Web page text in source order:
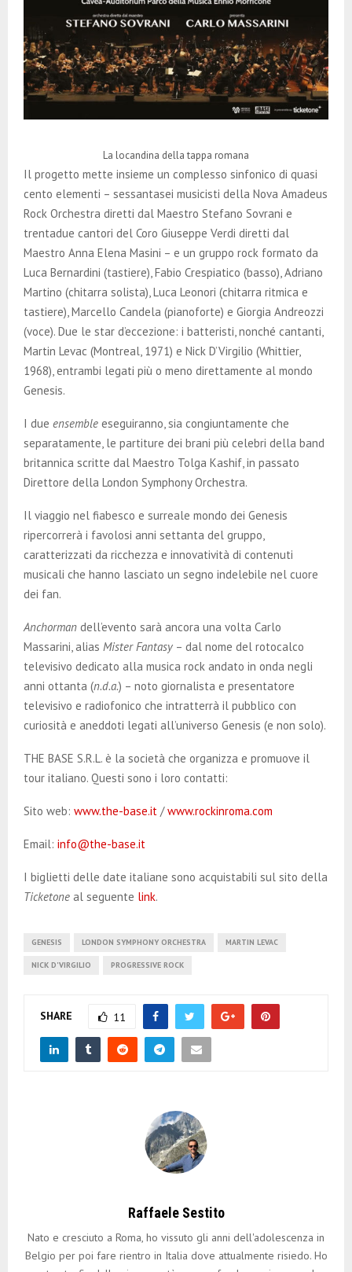
La locandina della tappa romana
Il progetto mette insieme un complesso sinfonico di quasi
cento elementi – sessantasei musicisti della Nova Amadeus
Rock Orchestra diretti dal Maestro Stefano Sovrani e
trentadue cantori del Coro Giuseppe Verdi diretti dal
Maestro Anna Elena Masini – e un gruppo rock formato da
Luca Bernardini (tastiere), Fabio Crespiatico (basso), Adriano
Martino (chitarra solista), Luca Leonori (chitarra ritmica e
tastiere), Marcello Candela (pianoforte) e Giorgia Andreozzi
(voce). Due le star d’eccezione: i batteristi, nonché cantanti,
Martin Levac (Montreal, 1971) e Nick D’Virgilio (Whittier,
1968), entrambi legati più o meno direttamente al mondo
Genesis.
I due ensemble eseguiranno, sia congiuntamente che
separatamente, le partiture dei brani più celebri della band
britannica scritte dal Maestro Tolga Kashif, in passato
Direttore della London Symphony Orchestra.
Il viaggio nel fiabesco e surreale mondo dei Genesis
ripercorrerà i favolosi anni settanta del gruppo,
caratterizzati da ricchezza e innovatività di contenuti
musicali che hanno lasciato un segno indelebile nel cuore
dei fan.
Anchorman dell’evento sarà ancora una volta Carlo
Massarini, alias Mister Fantasy – dal nome del rotocalco
televisivo dedicato alla musica rock andato in onda negli
anni ottanta (n.d.a.) – noto giornalista e presentatore
televisivo e radiofonico che intratterrà il pubblico con
curiosità e aneddoti legati all’universo Genesis (e non solo).
THE BASE S.R.L. è la società che organizza e promuove il
tour italiano. Questi sono i loro contatti:
Sito web: www.the-base.it /www.rockinroma.com
Email: info@the-base.it
I biglietti delle date italiane sono acquistabili sul sito della
Ticketone al seguente link.
GENESIS LONDON SYMPHONY ORCHESTRA MARTIN LEVAC
NICK D'VIRGILIO PROGRESSIVE ROCK
SHARE 11
Raffaele Sestito
Nato e cresciuto a Roma, ho vissuto gli anni dell'adolescenza in
Belgio per poi fare rientro in Italia dove attualmente risiedo. Ho